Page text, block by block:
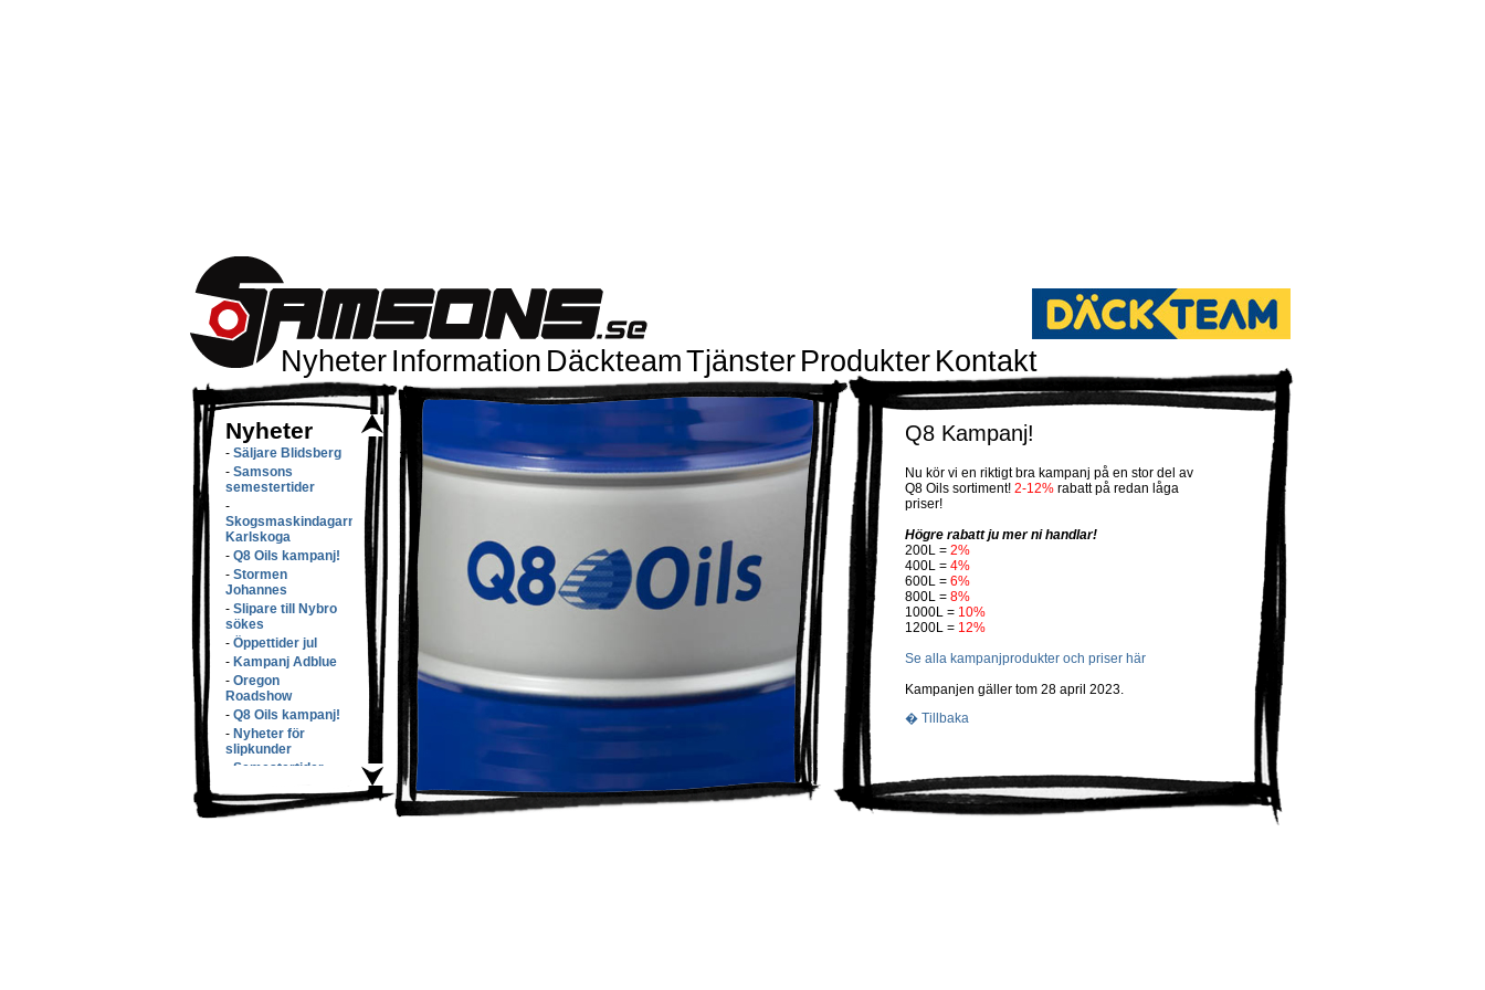
Nyheter Information DäckteamTjänster Produkter Kontakt
Nyheter
- Säljare Blidsberg
- Samsons
semestertider
-
Skogsmaskindagarna
Karlskoga
- Q8 Oils kampanj!
- Stormen
Johannes
- Slipare till Nybro
sökes
- Öppettider jul
- Kampanj Adblue
- Oregon
Roadshow
- Q8 Oils kampanj!
- Nyheter för
slipkunder
Semestertider
Elmiam�ssan
-Samsons v�xer
Q8 Kampanj!
Nu kör vi en riktigt bra kampanj på en stor del av
Q8 Oils sortiment! 2-12% rabatt på redan låga
priser!
Högre rabatt ju mer ni handlar!
200L = 2%
400L = 4%
600L = 6%
800L = 8%
1000L = 10%
1200L = 12%
Se alla kampanjprodukter och priser här
Kampanjen gäller tom 28 april 2023.
� Tillbaka